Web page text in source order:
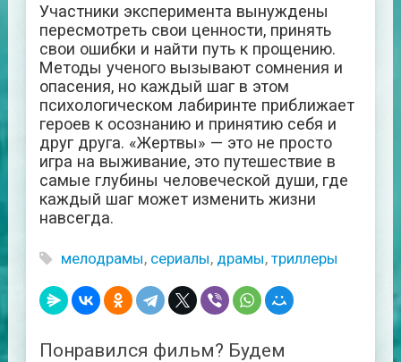
Участники эксперимента вынуждены
пересмотреть свои ценности, принять
свои ошибки и найти путь к прощению.
Методы ученого вызывают сомнения и
опасения, но каждый шаг в этом
психологическом лабиринте приближает
героев к осознанию и принятию себя и
друг друга. «Жертвы» — это не просто
игра на выживание, это путешествие в
самые глубины человеческой души, где
каждый шаг может изменить жизни
навсегда.
мелодрамы, сериалы, драмы, триллеры
Понравился фильм? Будем